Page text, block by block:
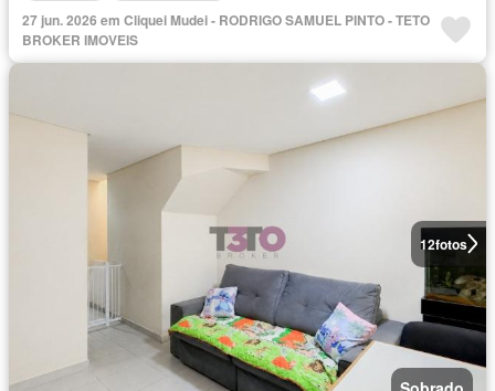
27 jun. 2026 em Cliquei Mudei - RODRIGO SAMUEL PINTO - TETO
BROKER IMOVEIS
12fotos